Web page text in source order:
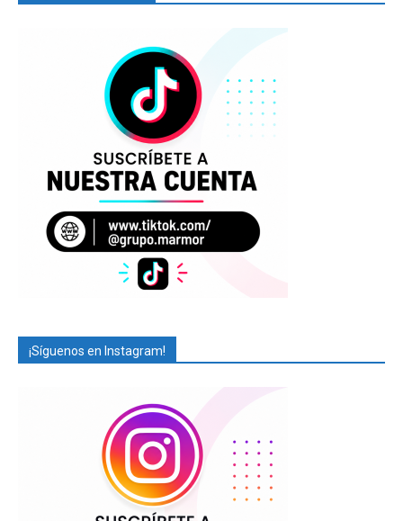
¡Síguenos en Instagram!